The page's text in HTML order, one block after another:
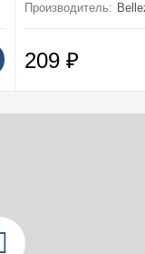
Производитель:
209 ₽